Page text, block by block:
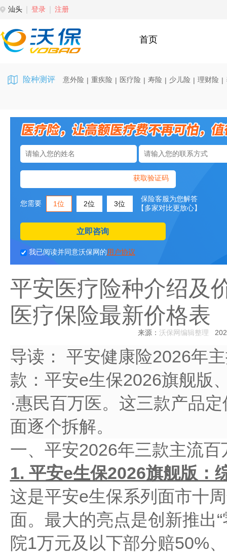
汕头 登录 注册
首页
险种测评 意外险 | 重疾险 | 医疗险 | 寿险 | 少儿险 | 理财险 |
获取验证码
您需要 1位 2位 3位
保险客服为您解答
【多家对比更放心】
立即咨询
我已阅读并同意沃保网的用户协议
平安医疗险种介绍及
医疗保险最新价格表
来源： 沃保网编辑整理
导读：
平安健康险2026年
款：平安e生保2026旗舰版
·惠民百万医。这三款产品
面逐个拆解。
一、平安2026年三款主流百
1. 平安e生保2026旗舰版：
这是平安e生保系列面市十
面。最大的亮点是创新推出
院1万元及以下部分赔50%